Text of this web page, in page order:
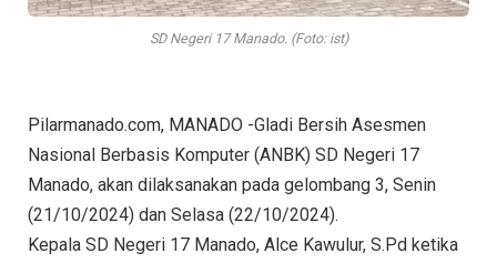
SD Negeri 17 Manado. (Foto: ist)
Pilarmanado.com, MANADO -Gladi Bersih Asesmen
Nasional Berbasis Komputer (ANBK) SD Negeri 17
Manado, akan dilaksanakan pada gelombang 3, Senin
(21/10/2024) dan Selasa (22/10/2024).
Kepala SD Negeri 17 Manado, Alce Kawulur, S.Pd ketika